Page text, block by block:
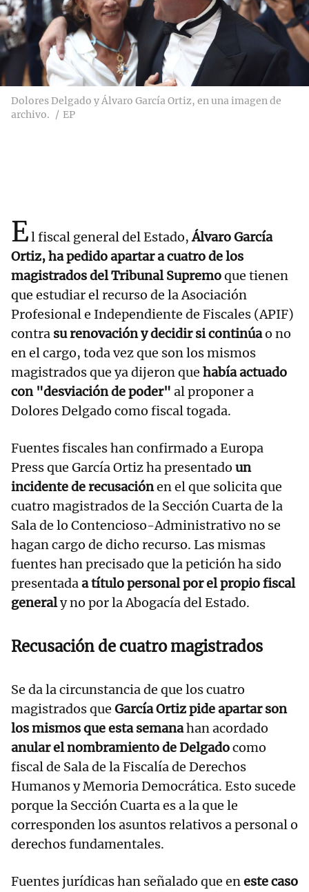
Dolores Delgado y Álvaro García Ortiz, en una imagen de
archivo.
EP
El fiscal general del Estado,Álvaro García
Ortiz, ha pedido apartar a cuatro de los
magistrados del Tribunal Supremoque tienen
que estudiar el recurso de la Asociación
Profesional e Independiente de Fiscales (APIF)
contra su renovación y decidir si continúao no
en el cargo, toda vez que son los mismos
magistrados que ya dijeron que había actuado
con "desviación de poder" al proponer a
Dolores Delgado como fiscal togada.
Fuentes fiscales han confirmado a Europa
Press que García Ortiz ha presentado un
incidente de recusaciónen el que solicita que
cuatro magistrados de la Sección Cuarta de la
Sala de lo Contencioso-Administrativo no se
hagan cargo de dicho recurso. Las mismas
fuentes han precisado que la petición ha sido
presentadaa título personal por el propio fiscal
generaly no por la Abogacía del Estado.
Recusación de cuatro magistrados
Se da la circunstancia de que los cuatro
magistrados que García Ortiz pide apartar son
los mismos que esta semanahan acordado
anular el nombramiento de Delgadocomo
fiscal de Sala de la Fiscalía de Derechos
Humanos y Memoria Democrática. Esto sucede
porque la Sección Cuarta es a la que le
corresponden los asuntos relativos a personal o
derechos fundamentales.
Fuentes jurídicas han señalado que eneste caso